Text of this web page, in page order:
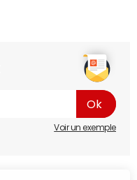
Voir un exemple